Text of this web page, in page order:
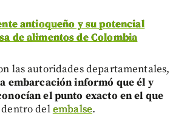
antioqueño y su potencial
de alimentos de Colombia
las autoridades departamentales,
embarcación informó que él y
el punto exacto en el que
dentro delembalse.